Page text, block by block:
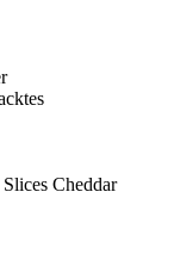
Cheddar